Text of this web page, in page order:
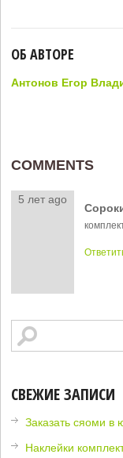
ОБ АВТОРЕ
Антонов Егор
COMMENTS
5 лет ago
СВЕЖИЕ ЗАПИСИ
Заказать сяоми в
Наклейки